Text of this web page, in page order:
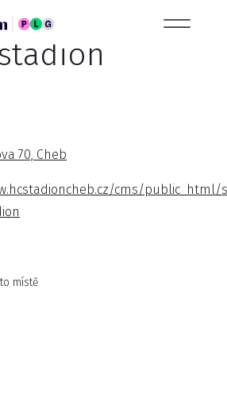
70, Cheb
cms/public_html/
místě